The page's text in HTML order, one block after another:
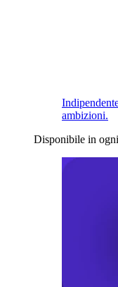
ambizioni.
Disponibile in